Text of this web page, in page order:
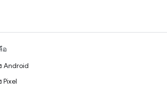
อ
Android
Pixel